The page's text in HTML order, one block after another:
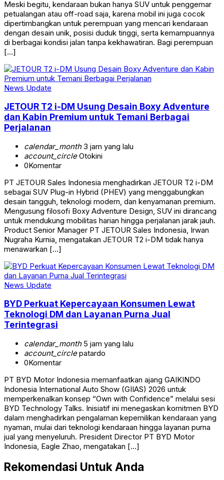
Meski begitu, kendaraan bukan hanya SUV untuk penggemar
petualangan atau off-road saja, karena mobil ini juga cocok
dipertimbangkan untuk perempuan yang mencari kendaraan
dengan desain unik, posisi duduk tinggi, serta kemampuannya
di berbagai kondisi jalan tanpa kekhawatiran. Bagi perempuan
[…]
News Update
JETOUR T2 i-DM Usung Desain Boxy Adventure
dan Kabin Premium untuk Temani Berbagai
Perjalanan
calendar_month3 jam yang lalu
account_circleOtokini
0Komentar
PT JETOUR Sales Indonesia menghadirkan JETOUR T2 i-DM
sebagai SUV Plug-in Hybrid (PHEV) yang menggabungkan
desain tangguh, teknologi modern, dan kenyamanan premium.
Mengusung filosofi Boxy Adventure Design, SUV ini dirancang
untuk mendukung mobilitas harian hingga perjalanan jarak jauh.
Product Senior Manager PT JETOUR Sales Indonesia, Irwan
Nugraha Kurnia, mengatakan JETOUR T2 i-DM tidak hanya
menawarkan […]
News Update
BYD Perkuat Kepercayaan Konsumen Lewat
Teknologi DM dan Layanan Purna Jual
Terintegrasi
calendar_month5 jam yang lalu
account_circlepatardo
0Komentar
PT BYD Motor Indonesia memanfaatkan ajang GAIKINDO
Indonesia International Auto Show (GIIAS) 2026 untuk
memperkenalkan konsep “Own with Confidence” melalui sesi
BYD Technology Talks. Inisiatif ini menegaskan komitmen BYD
dalam menghadirkan pengalaman kepemilikan kendaraan yang
nyaman, mulai dari teknologi kendaraan hingga layanan purna
jual yang menyeluruh. President Director PT BYD Motor
Indonesia, Eagle Zhao, mengatakan […]
Rekomendasi Untuk Anda